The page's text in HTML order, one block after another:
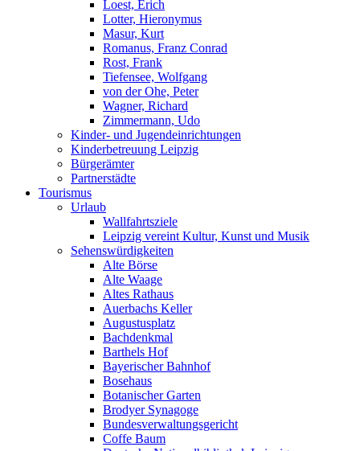
Loest, Erich
Lotter, Hieronymus
Masur, Kurt
Romanus, Franz Conrad
Rost, Frank
Tiefensee, Wolfgang
von der Ohe, Peter
Wagner, Richard
Zimmermann, Udo
Kinder- und Jugendeinrichtungen
Kinderbetreuung Leipzig
Bürgerämter
Partnerstädte
Tourismus
Urlaub
Wallfahrtsziele
Leipzig vereint Kultur, Kunst und Musik
Sehenswürdigkeiten
Alte Börse
Alte Waage
Altes Rathaus
Auerbachs Keller
Augustusplatz
Bachdenkmal
Barthels Hof
Bayerischer Bahnhof
Bosehaus
Botanischer Garten
Brodyer Synagoge
Bundesverwaltungsgericht
Coffe Baum